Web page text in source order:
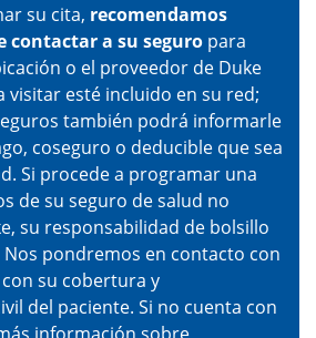
su cita, recomendamos
contactar a su seguro para
o el proveedor de Duke
visitar esté incluido en su red;
también podrá informarle
coseguro o deducible que sea
Si procede a programar una
de su seguro de salud no
su responsabilidad de bolsillo
pondremos en contacto con
su cobertura y
del paciente. Si no cuenta con